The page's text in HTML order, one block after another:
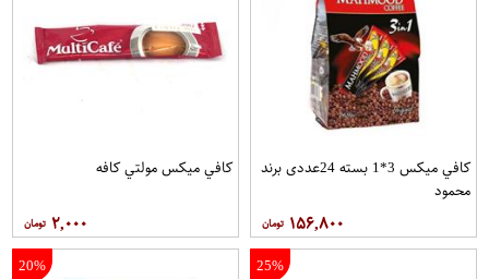
کافي ميکس 3*1 بسته 24عددی برند
محمود
۱۵۶,۸۰۰
کافي ميکس مولتي کافه
۲,۰۰۰
25%
20%